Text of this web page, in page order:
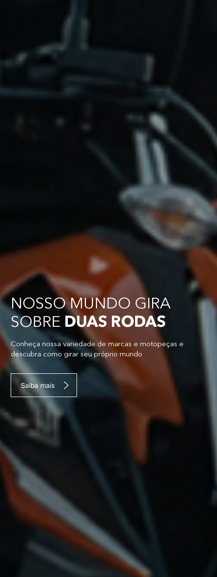
NOSSO MUNDO GIRA
SOBRE DUAS RODAS
Conheça nossa variedade de marcas e motopeças e
descubra como girar seu próprio mundo
Saiba mais